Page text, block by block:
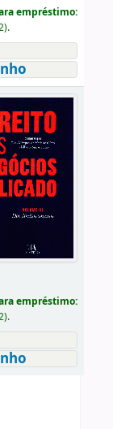
empréstimo:
empréstimo: